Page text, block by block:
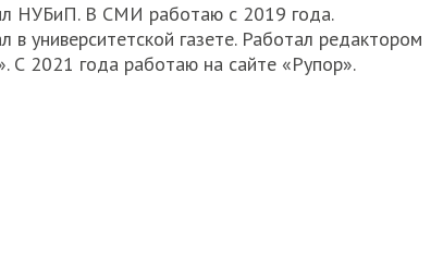
НУБиП. В СМИ работаю с 2019 года.
в университетской газете. Работал редактором
С 2021 года работаю на сайте «Рупор».